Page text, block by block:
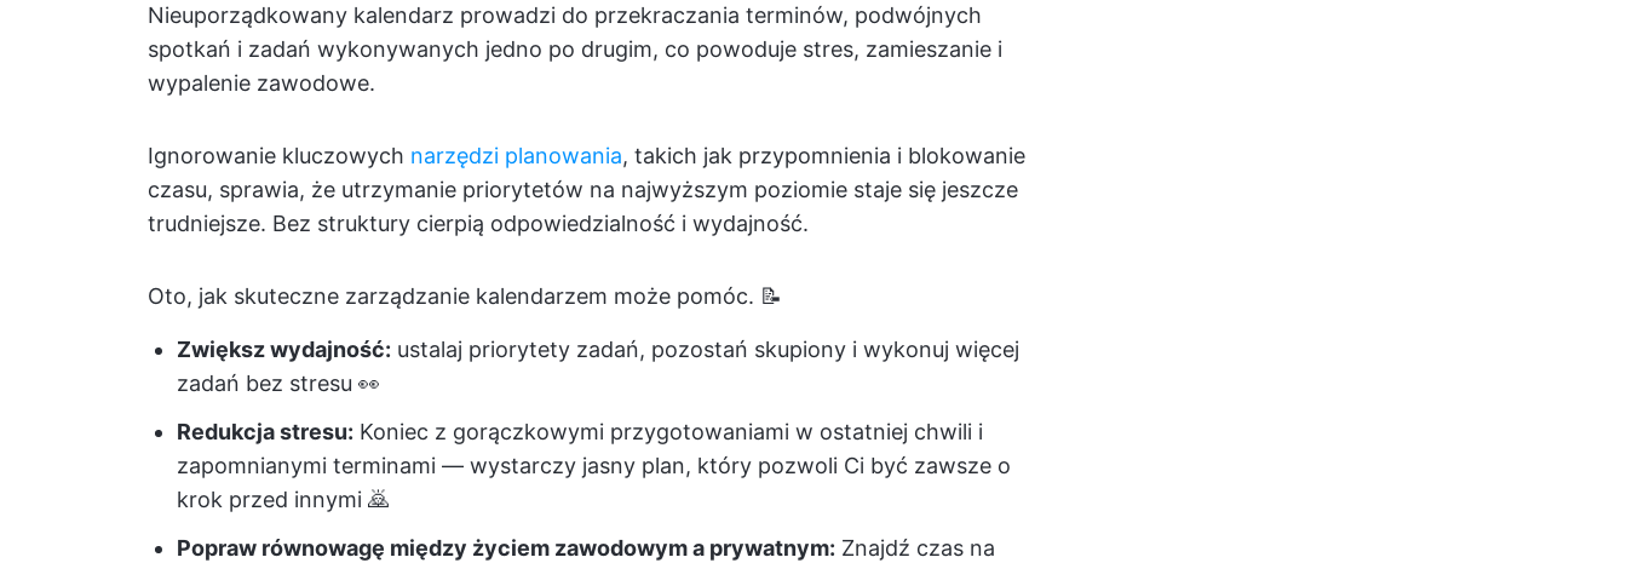
Nieuporządkowany kalendarz prowadzi do przekraczania terminów, podwójnych
spotkań i zadań wykonywanych jedno po drugim, co powoduje stres, zamieszanie i
wypalenie zawodowe.
Ignorowanie kluczowych narzędzi planowania, takich jak przypomnienia i blokowanie
czasu, sprawia, że utrzymanie priorytetów na najwyższym poziomie staje się jeszcze
trudniejsze. Bez struktury cierpią odpowiedzialność i wydajność.
Oto, jak skuteczne zarządzanie kalendarzem może pomóc. 📝
Zwiększ wydajność: ustalaj priorytety zadań, pozostań skupiony i wykonuj więcej
zadań bez stresu 👀
Redukcja stresu: Koniec z gorączkowymi przygotowaniami w ostatniej chwili i
zapomnianymi terminami — wystarczy jasny plan, który pozwoli Ci być zawsze o
krok przed innymi 🙇
Popraw równowagę między życiem zawodowym a prywatnym: Znajdź czas na